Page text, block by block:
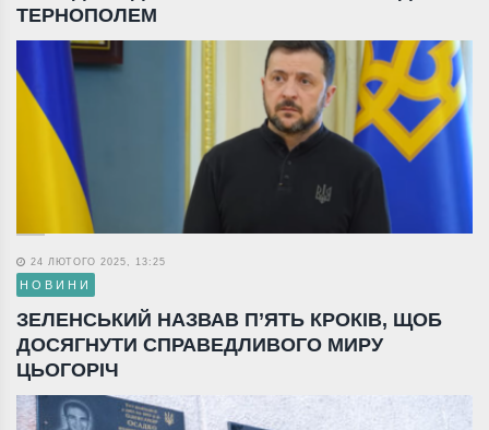
ТЕРНОПОЛЕМ
24 ЛЮТОГО 2025, 13:25
НОВИНИ
ЗЕЛЕНСЬКИЙ НАЗВАВ П’ЯТЬ КРОКІВ, ЩОБ
ДОСЯГНУТИ СПРАВЕДЛИВОГО МИРУ
ЦЬОГОРІЧ